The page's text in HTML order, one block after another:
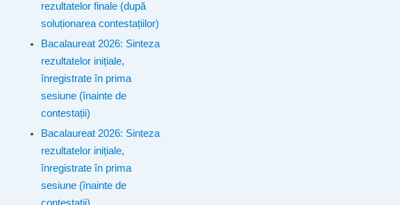
rezultatelor finale (după
soluționarea contestațiilor)
Bacalaureat 2026: Sinteza
rezultatelor inițiale,
înregistrate în prima
sesiune (înainte de
contestații)
Bacalaureat 2026: Sinteza
rezultatelor inițiale,
înregistrate în prima
sesiune (înainte de
contestații)